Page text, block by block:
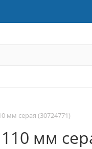
мм серая (30724771)
мм